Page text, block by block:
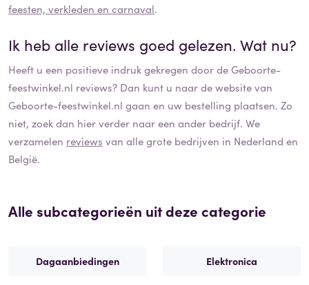
feesten, verkleden en carnaval.
Ik heb alle reviews goed gelezen. Wat nu?
Heeft u een positieve indruk gekregen door deGeboorte-
feestwinkel.nl reviews? Dan kunt u naar de website van
Geboorte-feestwinkel.nl gaan en uw bestelling plaatsen. Zo
niet, zoek dan hier verder naar een ander bedrijf. We
verzamelen reviews van alle grote bedrijven in Nederland en
België.
Alle subcategorieën uit deze categorie
Dagaanbiedingen Elektronica